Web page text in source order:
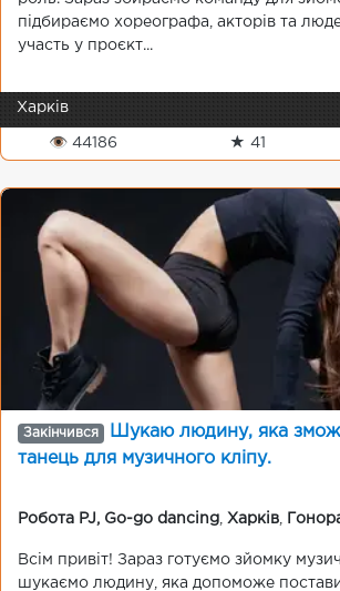
підбираємо хореографа, акторів та
участь у проєкт...
Харків
👁 44186 ★ 41
Закінчився
Шукаю людину, яка
танець для музичного кліпу.
Робота PJ, Go-go dancing Харків
Всім привіт! Зараз готуємо зйомку
шукаємо людину, яка допоможе